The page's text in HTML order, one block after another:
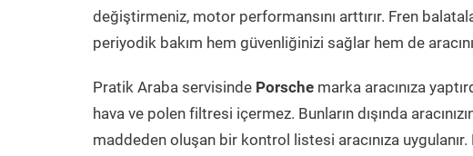
değiştirmeniz, motor performansını arttırır. Fren
periyodik bakım hem güvenliğinizi sağlar hem de
Pratik Araba servisinde Porsche marka aracınıza
hava ve polen filtresi içermez. Bunların dışında
maddeden oluşan bir kontrol listesi aracınıza